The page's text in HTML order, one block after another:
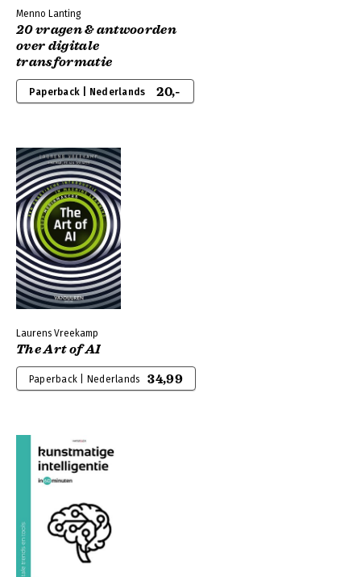
Menno Lanting
20 vragen & antwoorden
over digitale
transformatie
Paperback | Nederlands 20,-
Laurens Vreekamp
The Art of AI
Paperback | Nederlands 34,99